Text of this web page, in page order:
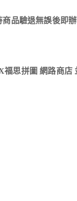
品驗退無誤後即
思拼圖 網路商店